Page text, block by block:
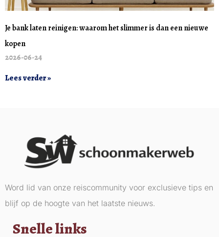
Je bank laten reinigen: waarom het slimmer is dan een nieuwe
kopen
2026-06-24
Lees verder »
Word lid van onze reiscommunity voor exclusieve tips en
blijf op de hoogte van het laatste nieuws.
Snelle links